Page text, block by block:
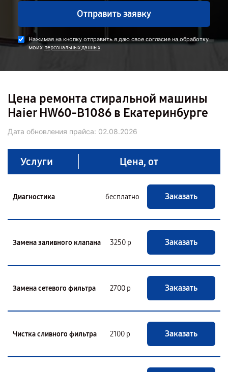
Отправить заявку
Нажимая на кнопку отправить я даю свое согласие на обработку
моих персональных данных.
Цена ремонта стиральной машины
Haier HW60-B1086 в Екатеринбурге
Дата обновления прайса: 02.08.2026
Услуги Цена, от
Диагностика бесплатно Заказать
Замена заливного клапана 3250 р Заказать
Замена сетевого фильтра 2700 р Заказать
Чистка сливного фильтра 2100 р Заказать